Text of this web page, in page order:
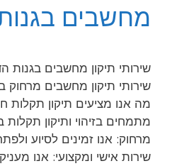
מחשבים
שירותי תיקון מחשבים
שירותי תיקון מחשבים מרחוק
מה אנו מציעים תיקון תקלות
מתמחים בזיהוי ותיקון תקלות
מרחוק: אנו זמינים לסיוע
שירות אישי ומקצועי: אנו